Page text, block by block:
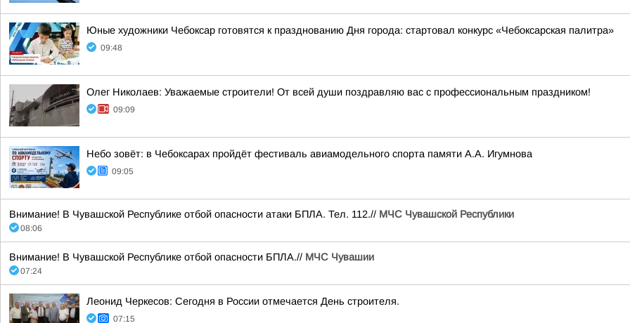
Юные художники Чебоксар готовятся к празднованию Дня города: стартовал конкурс «Чебоксарская палитра»
09:48
Олег Николаев: Уважаемые строители! От всей души поздравляю вас с профессиональным праздником!
09:09
Небо зовёт: в Чебоксарах пройдёт фестиваль авиамодельного спорта памяти А.А. Игумнова
09:05
Внимание! В Чувашской Республике отбой опасности атаки БПЛА. Тел. 112.// МЧС Чувашской Республики
08:06
Внимание! В Чувашской Республике отбой опасности БПЛА.// МЧС Чувашии
07:24
Леонид Черкесов: Сегодня в России отмечается День строителя.
07:15